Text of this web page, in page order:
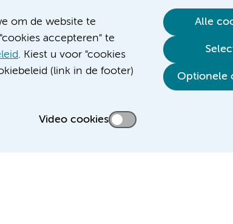
om de website te
accepteren" te
. Kiest u voor "cookies
(link in de footer)
Video cookies
Alle
Optionele